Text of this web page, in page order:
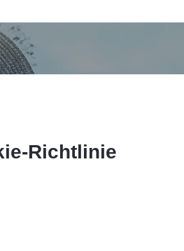
Richtlinie